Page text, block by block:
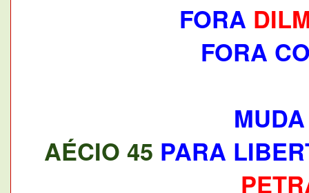
FORA
FORA
AÉCIO 45 PARA